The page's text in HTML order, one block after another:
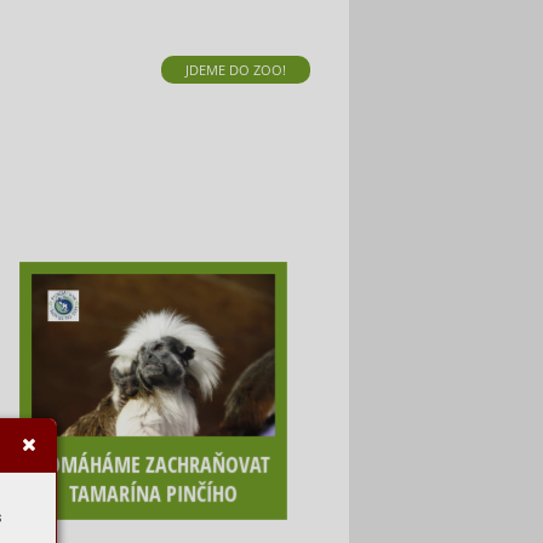
JDEME DO ZOO!
POMÁHÁME ZACHRAŇOVAT
TAMARÍNA PINČÍHO